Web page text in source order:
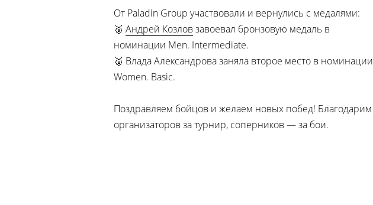
От Paladin Group участвовали и вернулись с медалями:
🥉 Андрей Козловзавоевал бронзовую медаль в
номинации Men. Intermediate.
🥈 Влада Александрова заняла второе место в номинации
Women. Basic.
Поздравляем бойцов и желаем новых побед! Благодарим
организаторов за турнир, соперников — за бои.